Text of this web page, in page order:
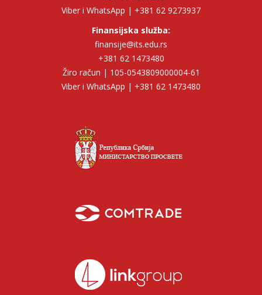
Viber i WhatsApp | +381 62 9273937
Finansijska služba:
finansije@its.edu.rs
+381 62 1473480
Žiro račun | 105-0543809000004-61
Viber i WhatsApp | +381 62 1473480